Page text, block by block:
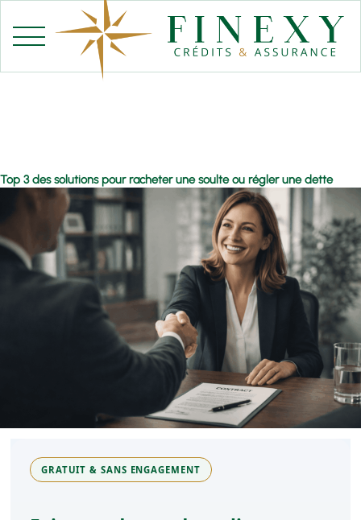
contenu
Top 3 des solutions pour racheter une soulte ou régler une dette
GRATUIT & SANS ENGAGEMENT